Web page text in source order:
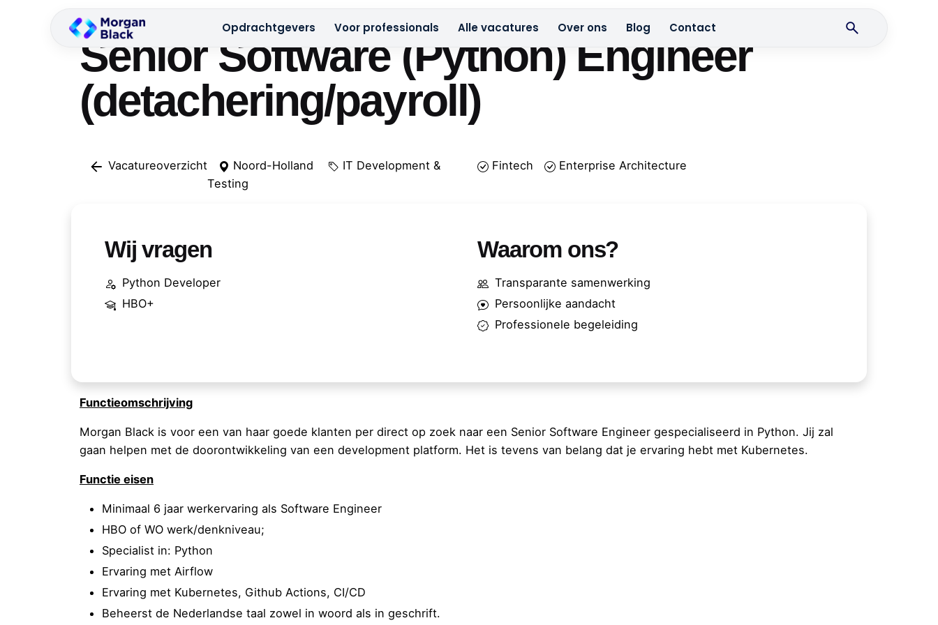
Opdrachtgevers Voor professionals Alle vacatures Over ons Blog Contact
Senior Software (Python) Engineer
(detachering/payroll)
Vacatureoverzicht Noord-Holland
IT Development &
Testing
Fintech Enterprise Architecture
Wij vragen
Python Developer
HBO+
Waarom ons?
Transparante samenwerking
Persoonlijke aandacht
Professionele begeleiding
Functieomschrijving
Morgan Black is voor een van haar goede klanten per direct op zoek naar een Senior Software Engineer gespecialiseerd in Python. Jij zal
gaan helpen met de doorontwikkeling van een development platform. Het is tevens van belang dat je ervaring hebt met Kubernetes.
Functie eisen
Minimaal 6 jaar werkervaring als Software Engineer
HBO of WO werk/denkniveau;
Specialist in: Python
Ervaring met Airflow
Ervaring met Kubernetes, Github Actions, CI/CD
Beheerst de Nederlandse taal zowel in woord als in geschrift.